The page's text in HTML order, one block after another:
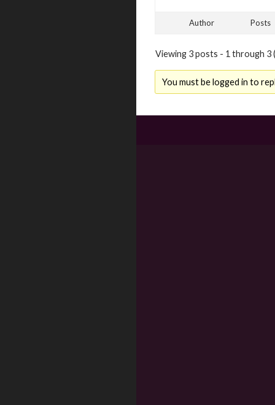
Author Posts
Viewing 3 posts - 1 through 3
You must be logged in to